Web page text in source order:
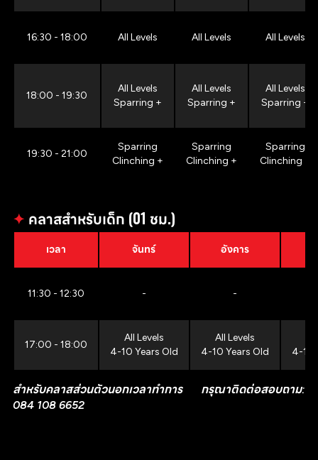
16:30 - 18:00 All Levels All Levels All Levels
18:00 - 19:30
All Levels
Sparring +
All Levels
Sparring +
All Levels
Sparring +
19:30 - 21:00
Sparring
Clinching +
Sparring
Clinching +
Sparring
Clinching +
✦ คลาสสำหรับเด็ก (01 ชม.)
เวลา จันทร์ อังคาร
11:30 - 12:30 - -
17:00 - 18:00
All Levels
4-10 Years Old
All Levels
4-10 Years Old
4-10
สำหรับคลาสส่วนตัวนอกเวลาทำการ กรุณาติดต่อสอบถาม:
084 108 6652